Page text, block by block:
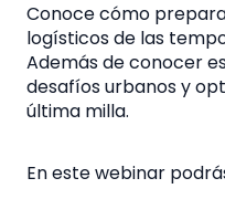
Conoce cómo
logísticos de las
Además de conocer
desafíos urbanos y
última milla.
En este webinar